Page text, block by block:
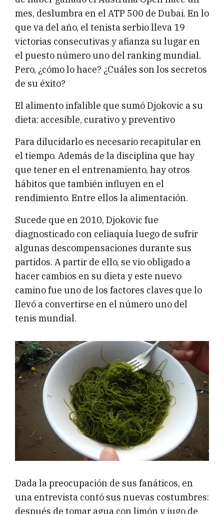
mes, deslumbra en el ATP 500 de Dubai. En lo
que va del año, el tenista serbio lleva 19
victorias consecutivas y afianza su lugar en
el puesto número uno del ranking mundial.
Pero, ¿cómo lo hace? ¿Cuáles son los secretos
de su éxito?
El alimento infalible que sumó Djokovic a su
dieta: accesible, curativo y preventivo
Para dilucidarlo es necesario recapitular en
el tiempo. Además de la disciplina que hay
que tener en el entrenamiento, hay otros
hábitos que también influyen en el
rendimiento. Entre ellos la alimentación.
Sucede que en 2010, Djokovic fue
diagnosticado con celiaquía luego de sufrir
algunas descompensaciones durante sus
partidos. A partir de ello, se vio obligado a
hacer cambios en su dieta y este nuevo
camino fue uno de los factores claves que lo
llevó a convertirse en el número uno del
tenis mundial.
Dada la preocupación de sus fanáticos, en
una entrevista contó sus nuevas costumbres:
después de tomar agua con limón y jugo de